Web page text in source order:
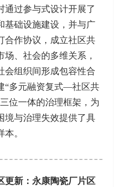
通过参与式设计开展了
基础设施建设，并与广
合作协议，成立社区共
、社会的多维关系，
会组织间形成包容性合
“多元融资复式—社区共
位一体的治理框架，为
境与治理失效提供了具
。
更新：永康陶瓷厂片区